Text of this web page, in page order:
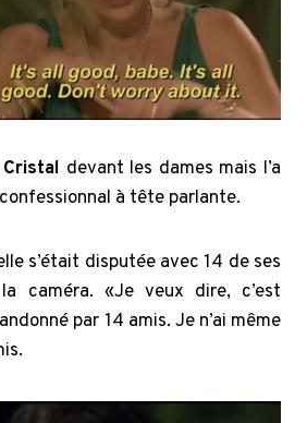
Cristal devant les dames mais l’a
à tête parlante.
s’était disputée avec 14 de ses
caméra. «Je veux dire, c’est
par 14 amis. Je n’ai même